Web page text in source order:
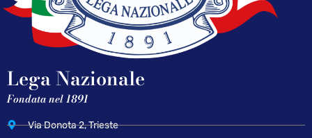
Lega Nazionale
Fondata nel 1891
Via Donota 2, Trieste